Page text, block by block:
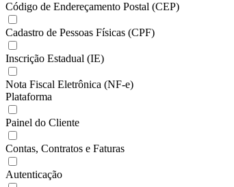
Código de Endereçamento Postal (CEP)
Cadastro de Pessoas Físicas (CPF)
Inscrição Estadual (IE)
Nota Fiscal Eletrônica (NF-e)
Plataforma
Painel do Cliente
Contas, Contratos e Faturas
Autenticação